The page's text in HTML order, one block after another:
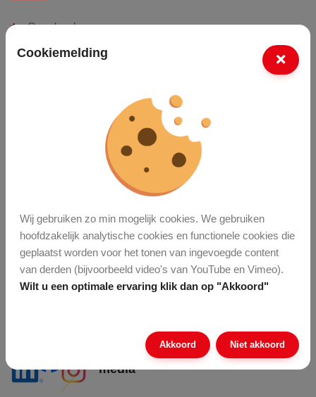
Cookiemelding
Wij gebruiken zo min mogelijk cookies. We gebruiken
hoofdzakelijk analytische cookies en functionele cookies die
geplaatst worden voor het tonen van ingevoegde content
van derden (bijvoorbeeld video's van YouTube en Vimeo).
Wilt u een optimale ervaring klik dan op "Akkoord"
Akkoord Niet akkoord
Grondwerker
Vakman Grond-, Weg- En Waterbouw (GWW)
Laatste nieuws
Waardering voor
onze AfvalHelden in
Volg ons op social
media